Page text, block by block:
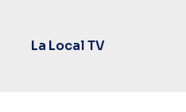
La Local TV